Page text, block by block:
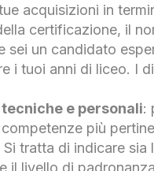
acquisizioni in
certificazione, il
sei un candidato
i tuoi anni di liceo. I
e personali:
più
tratta di indicare